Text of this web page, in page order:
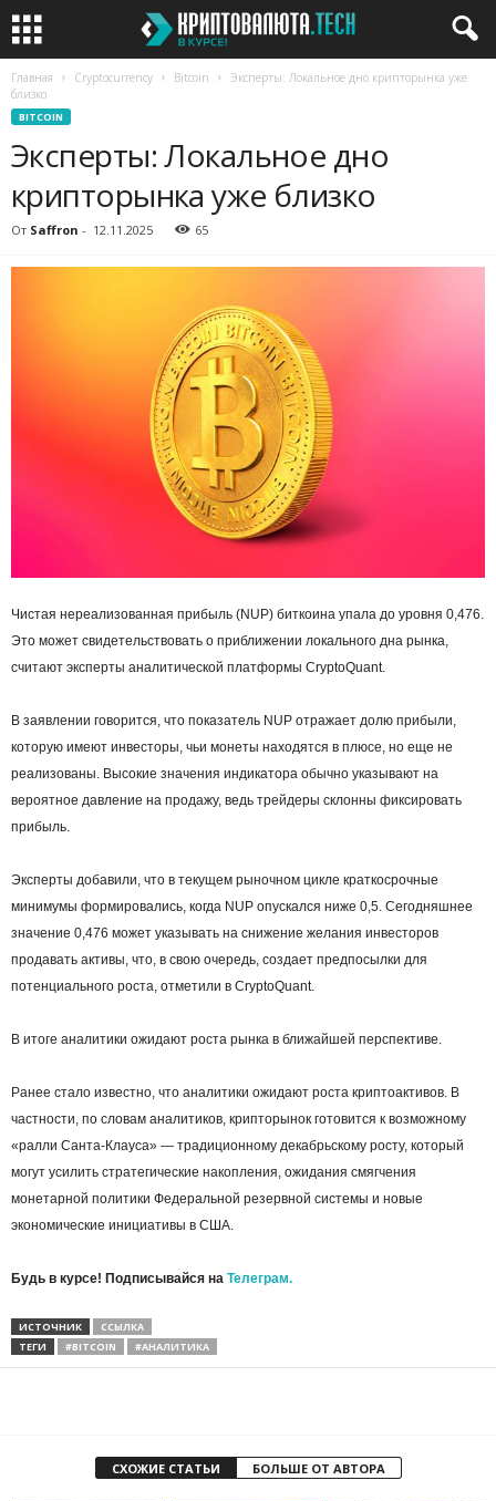
Главная Cryptocurrency Bitcoin
Эксперты: Локальное дно крипторынка уже
близко
BITCOIN
Эксперты: Локальное дно
крипторынка уже близко
От Saffron - 12.11.2025 65
Чистая нереализованная прибыль (NUP) биткоина упала до уровня 0,476.
Это может свидетельствовать о приближении локального дна рынка,
считают эксперты аналитической платформы CryptoQuant.
В заявлении говорится, что показатель NUP отражает долю прибыли,
которую имеют инвесторы, чьи монеты находятся в плюсе, но еще не
реализованы. Высокие значения индикатора обычно указывают на
вероятное давление на продажу, ведь трейдеры склонны фиксировать
прибыль.
Эксперты добавили, что в текущем рыночном цикле краткосрочные
минимумы формировались, когда NUP опускался ниже 0,5. Сегодняшнее
значение 0,476 может указывать на снижение желания инвесторов
продавать активы, что, в свою очередь, создает предпосылки для
потенциального роста, отметили в CryptoQuant.
В итоге аналитики ожидают роста рынка в ближайшей перспективе.
Ранее стало известно, что аналитики ожидают роста криптоактивов. В
частности, по словам аналитиков, крипторынок готовится к возможному
«ралли Санта-Клауса» — традиционному декабрьскому росту, который
могут усилить стратегические накопления, ожидания смягчения
монетарной политики Федеральной резервной системы и новые
экономические инициативы в США.
Будь в курсе! Подписывайся на Телеграм.
ИСТОЧНИК
ССЫЛКА
ТЕГИ
#BITCOIN #АНАЛИТИКА
СХОЖИЕ СТАТЬИ БОЛЬШЕ ОТ АВТОРА